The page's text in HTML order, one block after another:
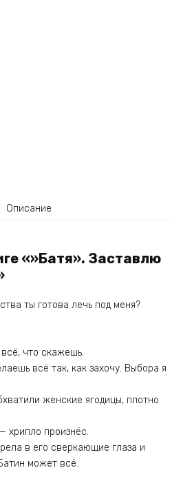
Описание
«»Батя». Заставлю
ты готова лечь под меня?
что скажешь.
всё так, как захочу. Выбора я
женские ягодицы, плотно
хрипло произнёс.
в его сверкающие глаза и
может всё.